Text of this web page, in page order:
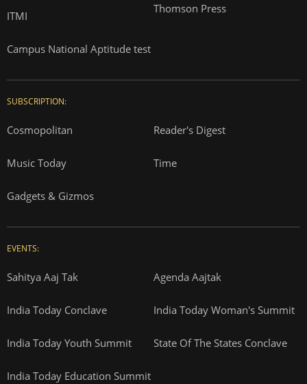
ITMI
Campus National Aptitude test
Thomson Press
SUBSCRIPTION:
Cosmopolitan Reader's Digest
Music Today Time
Gadgets & Gizmos
EVENTS:
Sahitya Aaj Tak Agenda Aajtak
India Today Conclave India Today Woman's Summit
India Today Youth Summit State Of The States Conclave
India Today Education Summit